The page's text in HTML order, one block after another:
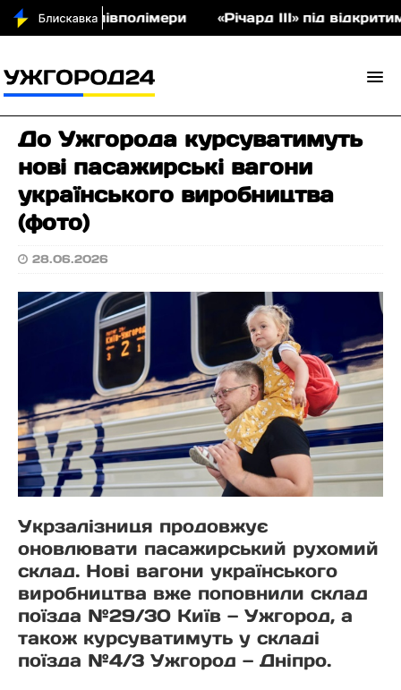
співполімери «Річард ІІІ» під відкритим
До Ужгорода курсуватимуть
нові пасажирські вагони
українського виробництва
(фото)
28.06.2026
Укрзалізниця продовжує
оновлювати пасажирський рухомий
склад. Нові вагони українського
виробництва вже поповнили склад
поїзда №29/30 Київ — Ужгород, а
також курсуватимуть у складі
поїзда №4/3 Ужгород — Дніпро.